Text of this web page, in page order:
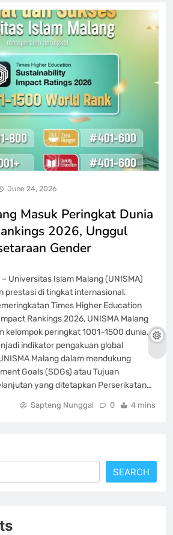
June 24, 2026
Masuk Peringkat Dunia
2026, Unggul
Gender
Universitas Islam Malang (UNISMA)
prestasi di tingkat internasional.
Times Higher Education
Rankings 2026, UNISMA Malang
kelompok peringkat 1001–1500 dunia.
indikator pengakuan global
Malang dalam mendukung
Goals (SDGs) atau Tujuan
yang ditetapkan Perserikatan…
Sapteng Nunggal 0 4 mins
SEARCH